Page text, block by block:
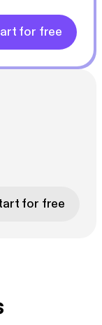
for free
for free